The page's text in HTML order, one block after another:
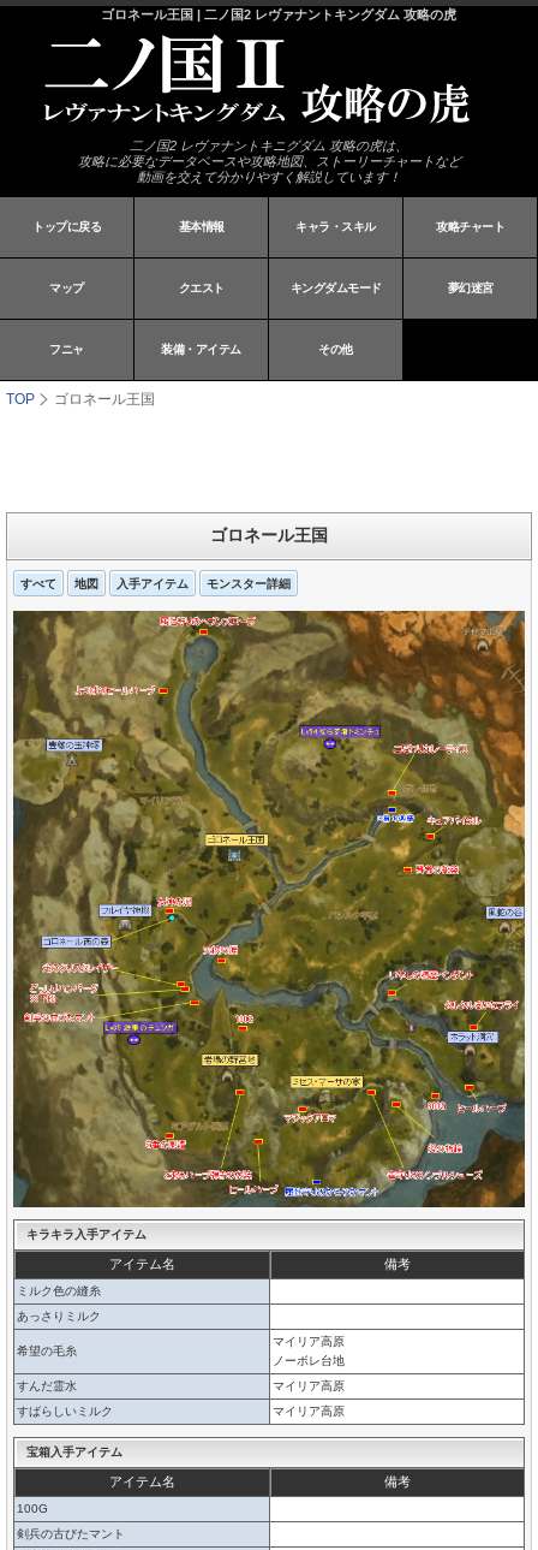
ゴロネール王国 | 二ノ国2 レヴァナントキングダム 攻略の虎
二ノ国2 レヴァナントキニグダム 攻略の虎は、
攻略に必要なデータベースや攻略地図、ストーリーチャートなど
動画を交えて分かりやすく解説しています！
トップに戻る 基本情報 キャラ・スキル 攻略チャート
マップ クエスト キングダムモード 夢幻迷宮
フニャ 装備・アイテム その他
TOP ゴロネール王国
ゴロネール王国
すべて 地図 入手アイテム モンスター詳細
キラキラ入手アイテム
アイテム名 備考
ミルク色の縫糸
あっさりミルク
希望の毛糸
マイリア高原
ノーボレ台地
すんだ霊水
マイリア高原
すばらしいミルク
マイリア高原
宝箱入手アイテム
アイテム名 備考
100G
剣兵の古びたマント